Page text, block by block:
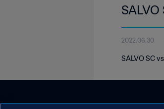
2022.06.30
SALVO SC